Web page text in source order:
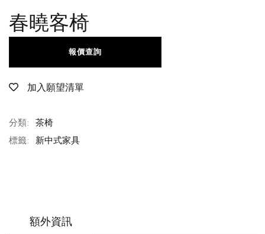
春曉客椅
加入願望清單
報價查詢
分類: 茶椅
標籤: 新中式家具
額外資訊